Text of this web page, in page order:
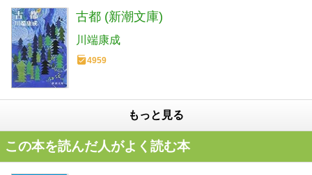
古都 (新潮文庫)
川端康成
4959
もっと見る
この本を読んだ人がよく読む本